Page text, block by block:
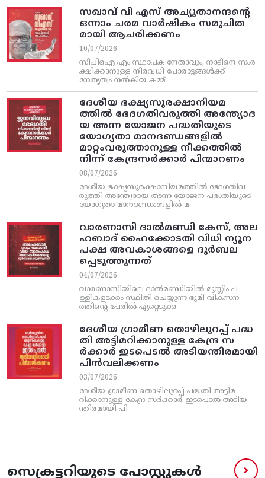
സഖാവ് വി എസ്‌ അച്യുതാനന്ദന്റെ
ഒന്നാം ചരമ വാര്‍ഷികം സമുചിത
മായി ആചരിക്കണം
10/07/2026
സിപിഐ എം സ്ഥാപക നേതാവും, നാടിനെ സംര
ക്ഷിക്കാനുള്ള നിരവധി പോരാട്ടങ്ങള്‍ക്ക്‌
നേതൃത്വം നല്‍കിയ കമ്മ്
ദേശീയ ഭക്ഷ്യസുരക്ഷാനിയമ
ത്തിൽ ഭേദഗതിവരുത്തി അന്ത്യോദ
യ അന്ന യോജന പദ്ധതിയുടെ
യോഗ്യതാ മാനദണ്ഡങ്ങളിൽ
മാറ്റംവരുത്താനുള്ള നീക്കത്തിൽ
നിന്ന്‌ കേന്ദ്രസർക്കാർ പിന്മാറണം
08/07/2026
ദേശീയ ഭക്ഷ്യസുരക്ഷാനിയമത്തിൽ ഭേദഗതിവ
രുത്തി അന്ത്യോദയ അന്ന യോജന പദ്ധതിയുടെ
യോഗ്യതാ മാനദണ്ഡങ്ങളിൽ മ
വാരണാസി ദാൽമണ്ഡി കേസ്, അല
ഹബാദ് ഹൈക്കോടതി വിധി ന്യൂന
പക്ഷ അവകാശങ്ങളെ ദുർബല
പ്പെടുത്തുന്നത്
04/07/2026
വാരണാസിയിലെ ദാൽമണ്ഡിയിൽ മുസ്ലിം പ
ള്ളികളടക്കം സ്ഥിതി ചെയ്യുന്ന ഭൂമി വികസന
ത്തിന്റെ പേരിൽ ഏറ്റെടുക്ക
ദേശീയ ഗ്രാമീണ തൊഴിലുറപ്പ്‌ പദ്ധ
തി അട്ടിമറിക്കാനുള്ള കേന്ദ്ര സ
ര്‍ക്കാര്‍ ഇടപെടല്‍ അടിയന്തിരമായി
പിന്‍വലിക്കണം
03/07/2026
ദേശീയ ഗ്രാമീണ തൊഴിലുറപ്പ്‌ പദ്ധതി അട്ടിമ
റിക്കാനുള്ള കേന്ദ്ര സര്‍ക്കാര്‍ ഇടപെടല്‍ അടിയ
ന്തിരമായി പി
സെക്രട്ടറിയുടെ പോസ്റ്റുകൾ